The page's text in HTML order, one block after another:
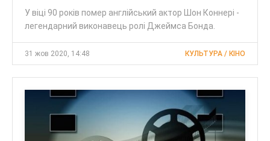
У віці 90 років помер англійський актор Шон Коннері -
легендарний виконавець ролі Джеймса Бонда.
31 жов 2020, 14:48 КУЛЬТУРА / КІНО